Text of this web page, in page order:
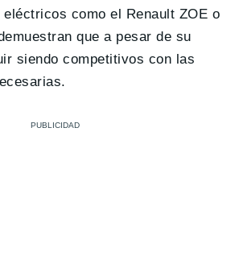
como el Renault ZOE o
que a pesar de su
siendo competitivos con las